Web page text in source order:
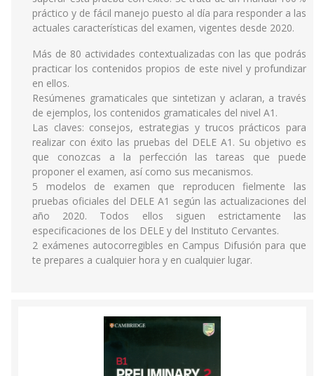
práctico y de fácil manejo puesto al día para responder a las
actuales características del examen, vigentes desde 2020.
Más de 80 actividades contextualizadas con las que podrás
practicar los contenidos propios de este nivel y profundizar
en ellos.
Resúmenes gramaticales que sintetizan y aclaran, a través
de ejemplos, los contenidos gramaticales del nivel A1.
Las claves: consejos, estrategias y trucos prácticos para
realizar con éxito las pruebas del DELE A1. Su objetivo es
que conozcas a la perfección las tareas que puede
proponer el examen, así como sus mecanismos.
5 modelos de examen que reproducen fielmente las
pruebas oficiales del DELE A1 según las actualizaciones del
año 2020. Todos ellos siguen estrictamente las
especificaciones de los DELE y del Instituto Cervantes.
2 exámenes autocorregibles en Campus Difusión para que
te prepares a cualquier hora y en cualquier lugar.